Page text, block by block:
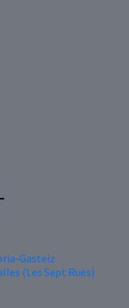
Gasteiz
(Les Sept Rues)